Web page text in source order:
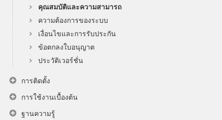
คุณสมบัติและความสามารถ
ความต้องการของระบบ
เงื่อนไขและการรับประกัน
ข้อตกลงใบอนุญาต
ประวัติเวอร์ชั่น
การติดตั้ง
การใช้งานเบื้องต้น
ฐานความรู้